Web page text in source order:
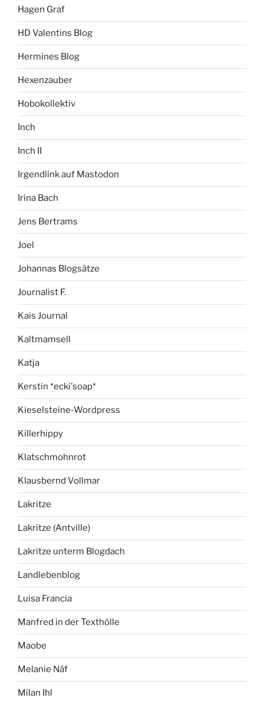
Hagen Graf
HD Valentins Blog
Hermines Blog
Hexenzauber
Hobokollektiv
Inch
Inch II
Irgendlink auf Mastodon
Irina Bach
Jens Bertrams
Joel
Johannas Blogsätze
Journalist F.
Kais Journal
Kaltmamsell
Katja
Kerstin *ecki'soap*
Kieselsteine-Wordpress
Killerhippy
Klatschmohnrot
Klausbernd Vollmar
Lakritze
Lakritze (Antville)
Lakritze unterm Blogdach
Landlebenblog
Luisa Francia
Manfred in der Texthölle
Maobe
Melanie Näf
Milan Ihl